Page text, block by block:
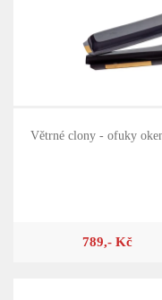
Větrné clony - ofuky
789,- Kč